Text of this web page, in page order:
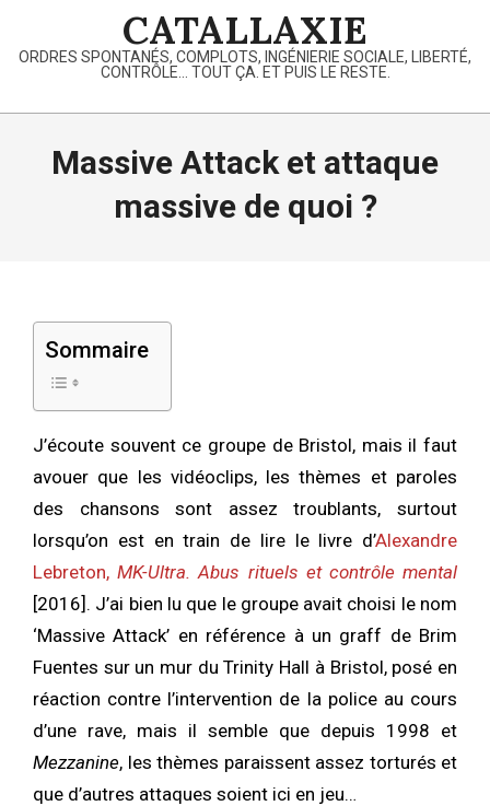
content
CATALLAXIE
ORDRES SPONTANÉS, COMPLOTS, INGÉNIERIE SOCIALE, LIBERTÉ,
CONTRÔLE… TOUT ÇA. ET PUIS LE RESTE.
Primary
Massive Attack et attaque
massive de quoi ?
Sommaire
J’écoute souvent ce groupe de Bristol, mais il faut
avouer que les vidéoclips, les thèmes et paroles
des chansons sont assez troublants, surtout
lorsqu’on est en train de lire le livre d’Alexandre
Lebreton,MK-Ultra. Abus rituels et contrôle mental
[2016]. J’ai bien lu que le groupe avait choisi le nom
‘Massive Attack’ en référence à un graff de Brim
Fuentes sur un mur du Trinity Hall à Bristol, posé en
réaction contre l’intervention de la police au cours
d’une rave, mais il semble que depuis 1998 et
Mezzanine, les thèmes paraissent assez torturés et
que d’autres attaques soient ici en jeu…